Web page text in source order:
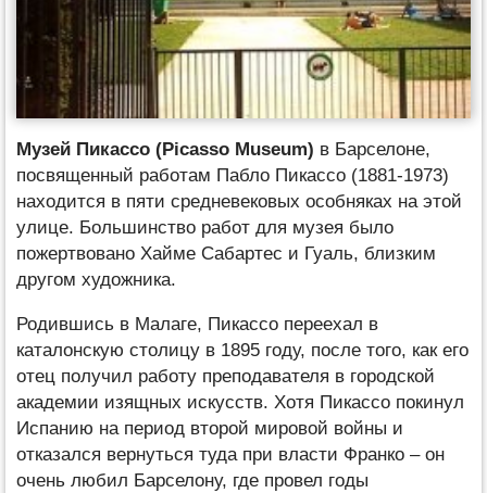
Музей Пикассо (Picasso Museum) в Барселоне,
посвященный работам Пабло Пикассо (1881-1973)
находится в пяти средневековых особняках на этой
улице. Большинство работ для музея было
пожертвовано Хайме Сабартес и Гуаль, близким
другом художника.
Родившись в Малаге, Пикассо переехал в
каталонскую столицу в 1895 году, после того, как его
отец получил работу преподавателя в городской
академии изящных искусств. Хотя Пикассо покинул
Испанию на период второй мировой войны и
отказался вернуться туда при власти Франко – он
очень любил Барселону, где провел годы